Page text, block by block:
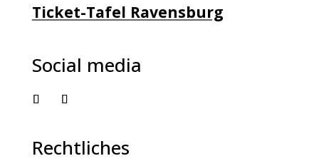
Ticket-Tafel Ravensburg
Social media
Rechtliches